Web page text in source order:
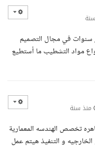
سنوات في مجال التصميم
مواد التشطيب ما أستطيع
منذ سنة
تخصص الهندسه المعمارية
و الخارجيه و التنفيذ هيتم عمل